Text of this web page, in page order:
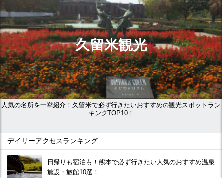
久留米観光
人気の名所を一挙紹介！久留米で必ず行きたいおすすめの観光スポットラン
キングTOP10！
デイリーアクセスランキング
日帰りも宿泊も！熊本で必ず行きたい人気のおすすめ温泉
施設・旅館10選！